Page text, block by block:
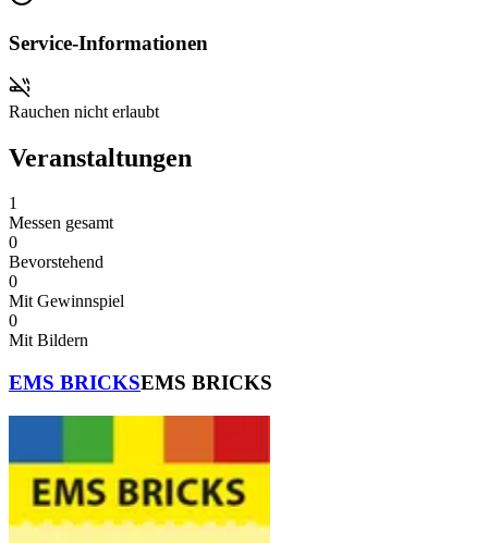
Service-Informationen
Rauchen nicht erlaubt
Veranstaltungen
1
Messen gesamt
0
Bevorstehend
0
Mit Gewinnspiel
0
Mit Bildern
EMS BRICKSEMS BRICKS